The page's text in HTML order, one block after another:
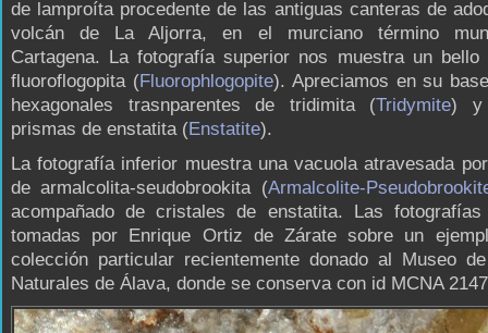
de lamproíta procedente de las antiguas canteras de
volcán de La Aljorra, en el murciano término
Cartagena. La fotografía superior nos muestra un
fluoroflogopita (Fluorophlogopite). Apreciamos en su
hexagonales trasnparentes de tridimita (Tridymite) y
prismas de enstatita (Enstatite).
La fotografía inferior muestra una vacuola atravesada
de armalcolita-seudobrookita (Armalcolite-
acompañado de cristales de enstatita. Las
tomadas por Enrique Ortiz de Zárate sobre un
colección particular recientemente donado al Museo
Naturales de Álava, donde se conserva con id MCNA